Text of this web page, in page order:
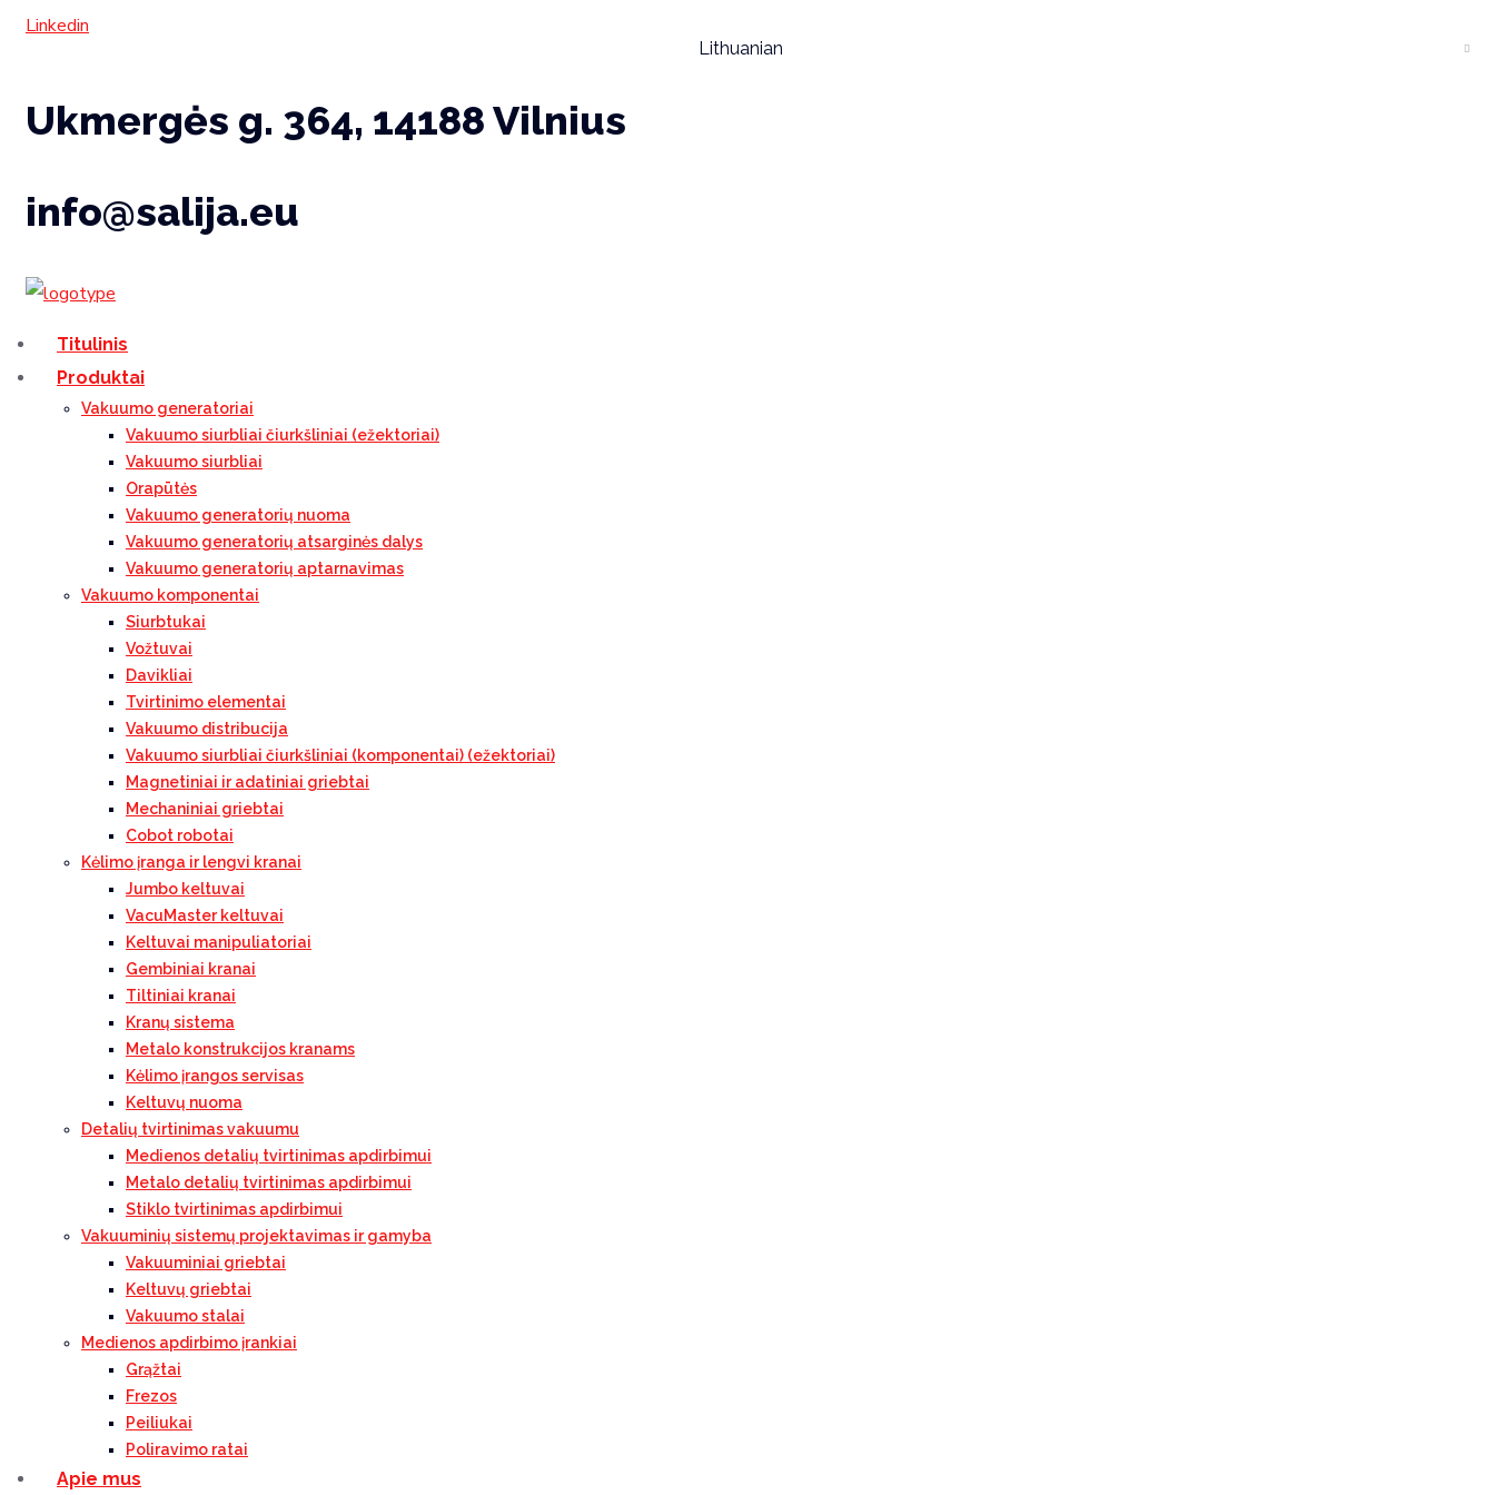
Linkedin
Lithuanian
Ukmergės g. 364, 14188 Vilnius
info@salija.eu
Titulinis
Produktai
Vakuumo generatoriai
Vakuumo siurbliai čiurkšliniai (ežektoriai)
Vakuumo siurbliai
Orapūtės
Vakuumo generatorių nuoma
Vakuumo generatorių atsarginės dalys
Vakuumo generatorių aptarnavimas
Vakuumo komponentai
Siurbtukai
Vožtuvai
Davikliai
Tvirtinimo elementai
Vakuumo distribucija
Vakuumo siurbliai čiurkšliniai (komponentai) (ežektoriai)
Magnetiniai ir adatiniai griebtai
Mechaniniai griebtai
Cobot robotai
Kėlimo įranga ir lengvi kranai
Jumbo keltuvai
VacuMaster keltuvai
Keltuvai manipuliatoriai
Gembiniai kranai
Tiltiniai kranai
Kranų sistema
Metalo konstrukcijos kranams
Kėlimo įrangos servisas
Keltuvų nuoma
Detalių tvirtinimas vakuumu
Medienos detalių tvirtinimas apdirbimui
Metalo detalių tvirtinimas apdirbimui
Stiklo tvirtinimas apdirbimui
Vakuuminių sistemų projektavimas ir gamyba
Vakuuminiai griebtai
Keltuvų griebtai
Vakuumo stalai
Medienos apdirbimo įrankiai
Grąžtai
Frezos
Peiliukai
Poliravimo ratai
Apie mus